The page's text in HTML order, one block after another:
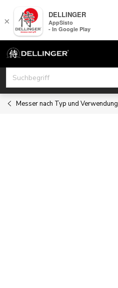
Zum
Inhalt
springen
Messer nach Typ und Verwendung
×
DELLINGER
AppSisto
- In Google Play